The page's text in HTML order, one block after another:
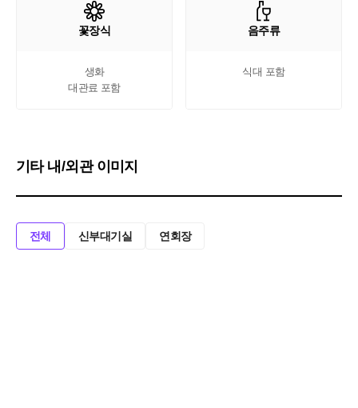
꽃장식
생화
대관료 포함
음주류
식대 포함
기타 내/외관 이미지
전체 신부대기실 연회장